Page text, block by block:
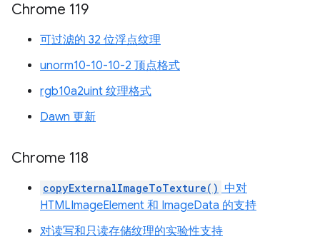
Chrome 119
可过滤的 32 位浮点纹理
unorm10-10-10-2 顶点格式
rgb10a2uint 纹理格式
Dawn 更新
Chrome 118
copyExternalImageToTexture() 中对
HTMLImageElement 和 ImageData 的支持
对读写和只读存储纹理的实验性支持